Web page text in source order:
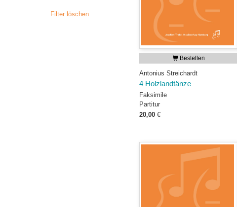
Filter löschen
Bestellen
Antonius Streichardt
4 Holzlandtänze
Faksimile
Partitur
20,00 €